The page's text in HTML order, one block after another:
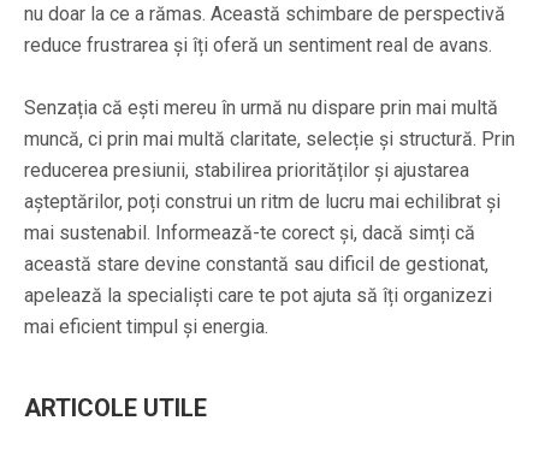
nu doar la ce a rămas. Această schimbare de perspectivă
reduce frustrarea și îți oferă un sentiment real de avans.
Senzația că ești mereu în urmă nu dispare prin mai multă
muncă, ci prin mai multă claritate, selecție și structură. Prin
reducerea presiunii, stabilirea priorităților și ajustarea
așteptărilor, poți construi un ritm de lucru mai echilibrat și
mai sustenabil. Informează-te corect și, dacă simți că
această stare devine constantă sau dificil de gestionat,
apelează la specialiști care te pot ajuta să îți organizezi
mai eficient timpul și energia.
ARTICOLE UTILE